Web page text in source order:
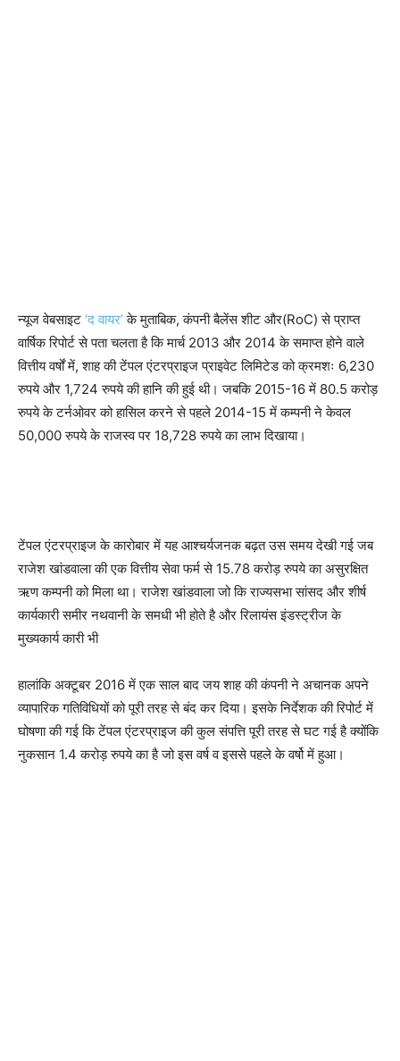
न्यूज वेबसाइट ‘द वायर’के मुताबिक, कंपनी बैलेंस शीट और(RoC) से प्राप्त
वार्षिक रिपोर्ट से पता चलता है कि मार्च 2013 और 2014 के समाप्त होने वाले
वित्तीय वर्षों में, शाह की टेंपल एंटरप्राइज प्राइवेट लिमिटेड को क्रमशः 6,230
रुपये और 1,724 रुपये की हानि की हुई थी। जबकि 2015-16 में 80.5 करोड़
रुपये के टर्नओवर को हासिल करने से पहले 2014-15 में कम्पनी ने केवल
50,000 रुपये के राजस्व पर 18,728 रुपये का लाभ दिखाया।
टेंपल एंटरप्राइज के कारोबार में यह आश्चर्यजनक बढ़त उस समय देखी गई जब
राजेश खांडवाला की एक वित्तीय सेवा फर्म से 15.78 करोड़ रुपये का असुरक्षित
ऋण कम्पनी को मिला था। राजेश खांडवाला जो कि राज्यसभा सांसद और शीर्ष
कार्यकारी समीर नथवानी के समधी भी होते है और रिलायंस इंडस्ट्रीज के
मुख्यकार्य कारी भी
हालांकि अक्टूबर 2016 में एक साल बाद जय शाह की कंपनी ने अचानक अपने
व्यापारिक गतिविधियों को पूरी तरह से बंद कर दिया। इसके निर्देशक की रिपोर्ट में
घोषणा की गई कि टेंपल एंटरप्राइज की कुल संपत्ति पूरी तरह से घट गई है क्योंकि
नुकसान 1.4 करोड़ रुपये का है जो इस वर्ष व इससे पहले के वर्षो में हुआ।